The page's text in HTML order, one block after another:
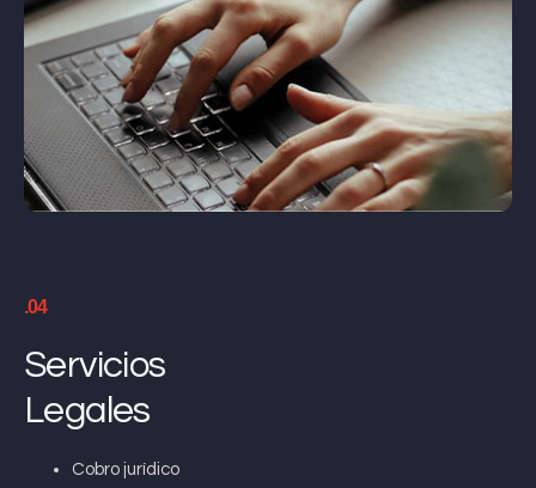
.04
Servicios
Legales
Cobro jurídico